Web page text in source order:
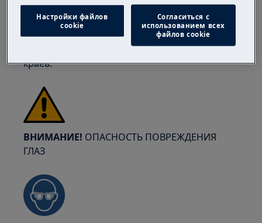
безопаснее, чтобы её перемещали два
человека. Всегда используйте защитные
перчатки и обувь. Носите защитные
перчатки, чтобы избежать порезов от острых
краев.
ВНИМАНИЕ! ОПАСНОСТЬ ПОВРЕЖДЕНИЯ
ГЛАЗ
Настройки файлов
cookie
Согласиться с
использованием всех
файлов cookie